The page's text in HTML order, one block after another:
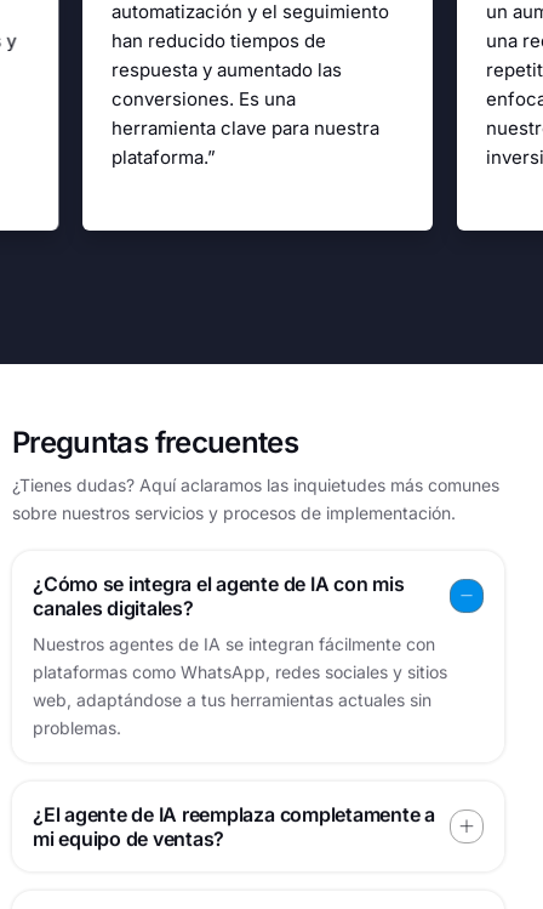
y
automatización y el seguimiento
han reducido tiempos de
respuesta y aumentado las
conversiones. Es una
herramienta clave para nuestra
plataforma.”
un
una
Preguntas frecuentes
¿Tienes dudas? Aquí aclaramos las inquietudes más comunes
sobre nuestros servicios y procesos de implementación.
¿Cómo se integra el agente de IA con mis
canales digitales?
Nuestros agentes de IA se integran fácilmente con
plataformas como WhatsApp, redes sociales y sitios
web, adaptándose a tus herramientas actuales sin
problemas.
¿El agente de IA reemplaza completamente a
mi equipo de ventas?